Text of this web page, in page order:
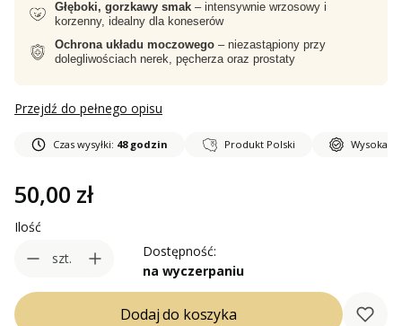
Głęboki, gorzkawy smak – intensywnie wrzosowy i
korzenny, idealny dla koneserów
Ochrona układu moczowego – niezastąpiony przy
dolegliwościach nerek, pęcherza oraz prostaty
Przejdź do pełnego opisu
Czas wysyłki: 48 godzin Produkt Polski Wysoka
Cena
50,00 zł
Ilość
szt.
Dostępność:
na wyczerpaniu
Dodaj do koszyka